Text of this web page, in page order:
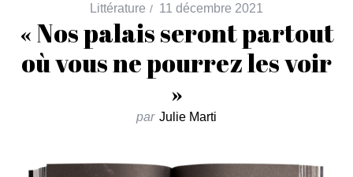
Littérature 11 décembre 2021
« Nos palais seront partout
où vous ne pourrez les voir
»
par Julie Marti